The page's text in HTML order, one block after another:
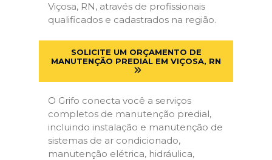
Viçosa, RN, através de profissionais
qualificados e cadastrados na região.
SOLICITE UM ORÇAMENTO DE
MANUTENÇÃO PREDIAL EM VIÇOSA, RN
O Grifo conecta você a serviços
completos de manutenção predial,
incluindo instalação e manutenção de
sistemas de ar condicionado,
manutenção elétrica, hidráulica,